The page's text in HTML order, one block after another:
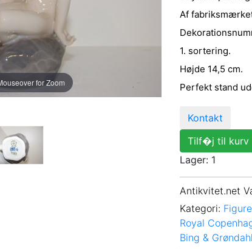
for Zoom
Af
1. sortering.
Højde 14,5 cm.
Perfekt stand
Kontakt
Tilf�j til kurv
Lager: 1
Antikvitet.net
Kategori:
Royal
Bing & Grøndahl